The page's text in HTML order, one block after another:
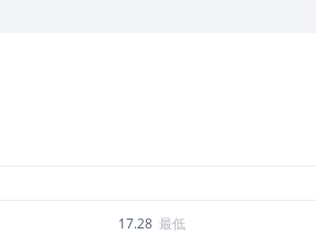
17.28 最低